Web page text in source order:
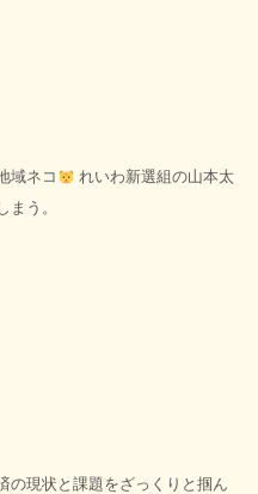
域ネコ
れいわ新選組の山本太
う。
の現状と課題をざっくりと掴ん